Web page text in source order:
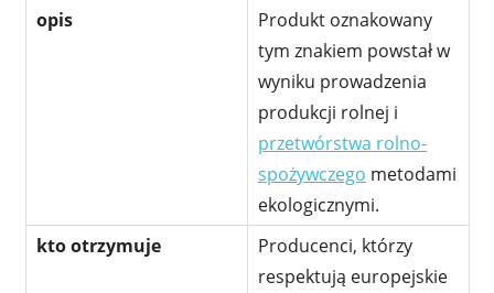
opis
Produkt oznakowany
tym znakiem powstał w
wyniku prowadzenia
produkcji rolnej i
przetwórstwa rolno-
spożywczego metodami
ekologicznymi.
kto otrzymuje
Producenci, którzy
respektują europejskie